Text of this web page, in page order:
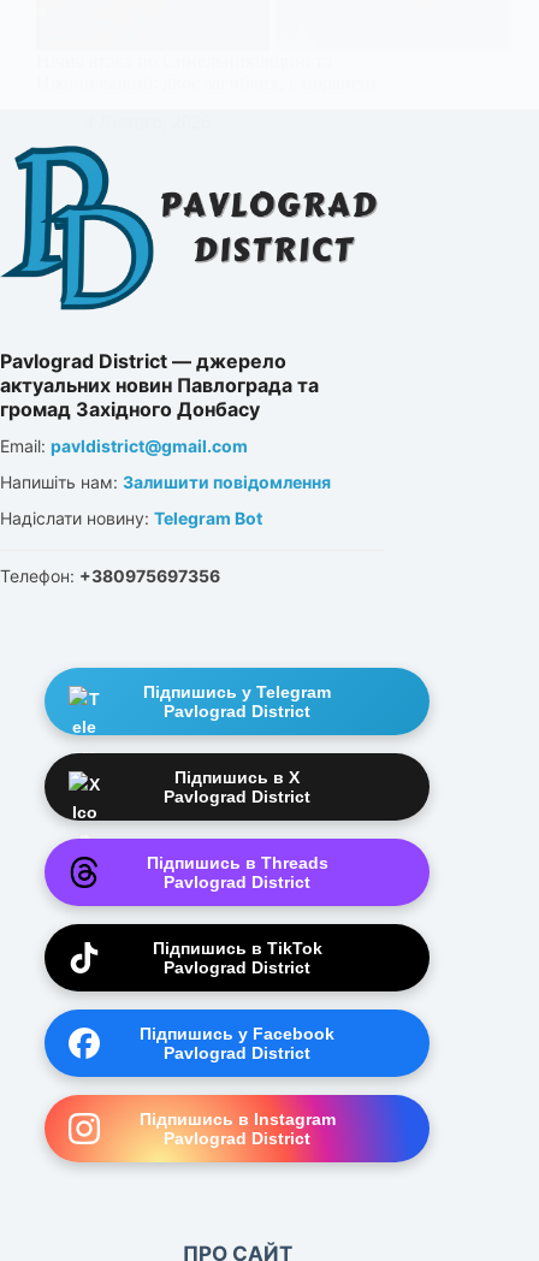
Pavlograd District — джерело
актуальних новин Павлограда та
громад Західного Донбасу
Email: pavldistrict@gmail.com
Напишіть нам: Залишити повідомлення
Надіслати новину: Telegram Bot
Телефон: +380975697356
Підпишись у Telegram
Pavlograd District
Підпишись в X
Pavlograd District
Підпишись в Threads
Pavlograd District
Підпишись в TikTok
Pavlograd District
Підпишись у Facebook
Pavlograd District
Підпишись в Instagram
Pavlograd District
ПРО САЙТ